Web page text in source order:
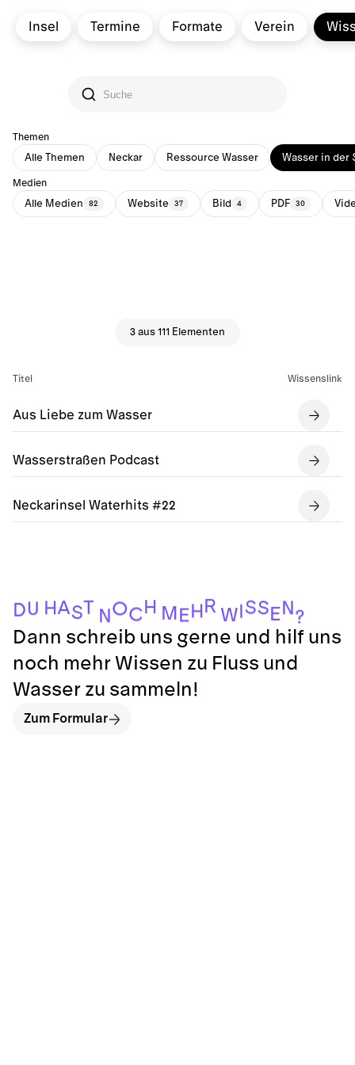
Insel Termine Formate Verein
Themen
Alle Themen Neckar Ressource Wasser Wasser in der
Medien
Alle Medien 82 Website 37 Bild 4 PDF 30
3 aus 111 Elementen
Titel Wissenslink
Aus Liebe zum Wasser
Wasserstraßen Podcast
Neckarinsel Waterhits #22
DU HAST NOC H M E H R W SS E N ?
Dann schreib uns gerne und hilf uns
noch mehr Wissen zu Fluss und
Wasser zu sammeln!
Zum Formular